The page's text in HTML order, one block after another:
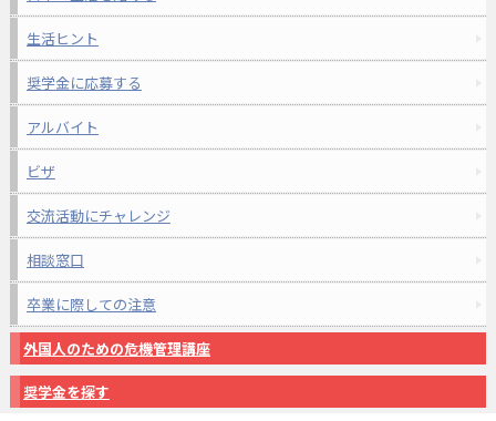
生活ヒント
奨学金に応募する
アルバイト
ビザ
交流活動にチャレンジ
相談窓口
卒業に際しての注意
外国人のための危機管理講座
奨学金を探す